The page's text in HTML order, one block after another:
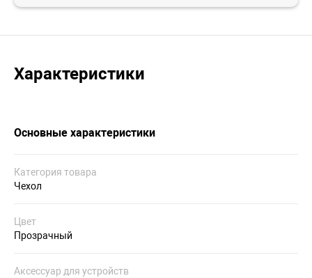
Характеристики
Основные характеристики
Категория товара
Чехол
Цвет
Прозрачный
Аксессуар для устройств